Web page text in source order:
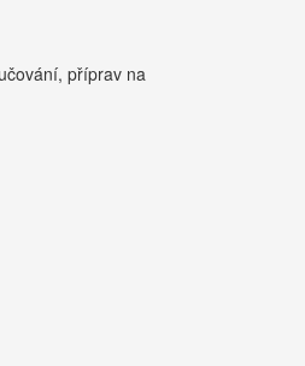
příprav na